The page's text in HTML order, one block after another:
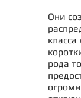
Они
рода